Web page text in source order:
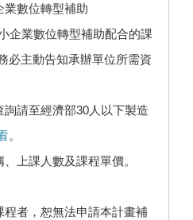
業數位轉型補助
企業數位轉型補助配合的課
必主動告知承辦單位所需資
請至經濟部30人以下製造
。
上課人數及課程單價。
程者，恕無法申請本計畫補